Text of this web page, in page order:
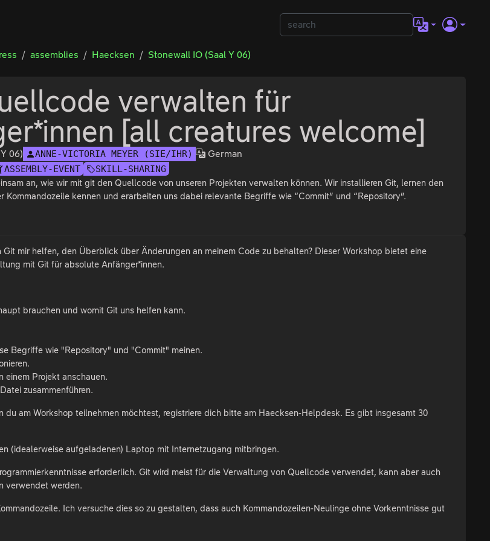
assemblies Haecksen Stonewall IO (Saal Y 06)
verwalten für
[all creatures welcome]
06) ANNE-VICTORIA MEYER (SIE/IHR) German
ASSEMBLY-EVENT SKILL-SHARING
an, wie wir mit git den Quellcode von unseren Projekten verwalten können. Wir installieren Git, lernen den
Kommandozeile kennen und erarbeiten uns dabei relevante Begriffe wie “Commit” und “Repository”.
mir helfen, den Überblick über Änderungen an meinem Code zu behalten? Dieser Workshop bietet eine
mit Git für absolute Anfänger*innen.
brauchen und womit Git uns helfen kann.
Begriffe wie "Repository" und "Commit" meinen.
einem Projekt anschauen.
zusammenführen.
du am Workshop teilnehmen möchtest, registriere dich bitte am Haecksen-Helpdesk. Es gibt insgesamt 30
(idealerweise aufgeladenen) Laptop mit Internetzugang mitbringen.
erforderlich. Git wird meist für die Verwaltung von Quellcode verwendet, kann aber auch
verwendet werden.
Ich versuche dies so zu gestalten, dass auch Kommandozeilen-Neulinge ohne Vorkenntnisse gut